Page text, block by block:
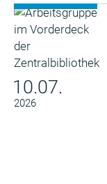
10.07.
2026